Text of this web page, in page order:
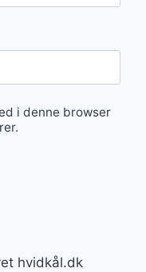
i denne browser
hvidkål.dk